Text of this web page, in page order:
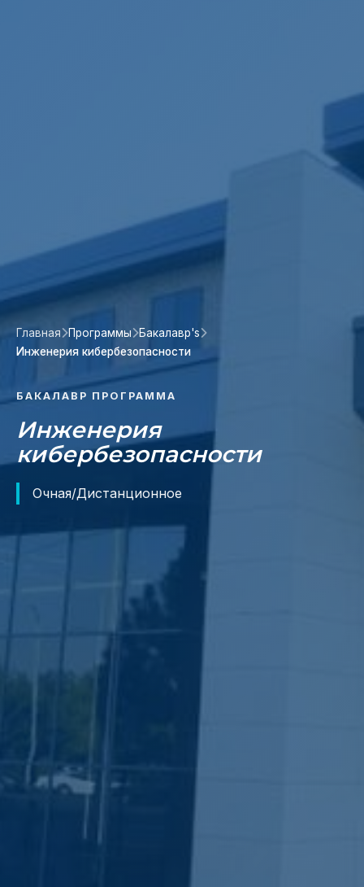
Главная Программы
Бакалавр's
Инженерия кибербезопасности
БАКАЛАВР ПРОГРАММА
Инженерия
кибербезопасности
Очная/Дистанционное